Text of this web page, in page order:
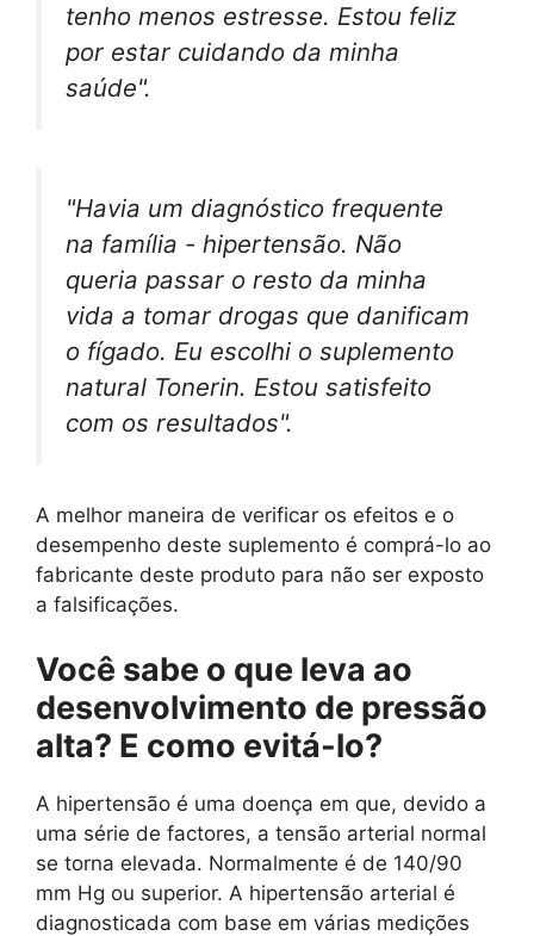
tenho menos estresse. Estou feliz
por estar cuidando da minha
saúde".
"Havia um diagnóstico frequente
na família - hipertensão. Não
queria passar o resto da minha
vida a tomar drogas que danificam
o fígado. Eu escolhi o suplemento
natural Tonerin. Estou satisfeito
com os resultados".
A melhor maneira de verificar os efeitos e o
desempenho deste suplemento é comprá-lo ao
fabricante deste produto para não ser exposto
a falsificações.
Você sabe o que leva ao
desenvolvimento de pressão
alta? E como evitá-lo?
A hipertensão é uma doença em que, devido a
uma série de factores, a tensão arterial normal
se torna elevada. Normalmente é de 140/90
mm Hg ou superior. A hipertensão arterial é
diagnosticada com base em várias medições